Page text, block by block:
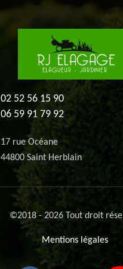
02 52 56 15 90
06 59 91 79 92
17 rue Océane
44800 Saint Herblain
©2018 - 2026 Tout droit
Mentions légales